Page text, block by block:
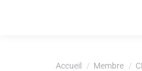
Vous êtes ici :Accueil Membre